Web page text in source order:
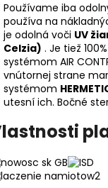
Používame iba
používa na
je odolná voči UV
Celzia) . Je tiež
systémom AIR
vnútornej strane
systémom
utesní ich. Bočné